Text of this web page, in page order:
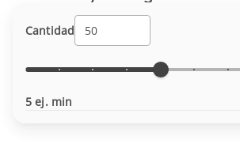
Cantidad
5 ej. min